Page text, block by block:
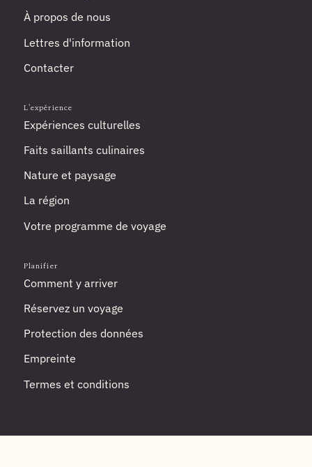
À propos de nous
Lettres d'information
Contacter
L'expérience
Expériences culturelles
Faits saillants culinaires
Nature et paysage
La région
Votre programme de voyage
Planifier
Comment y arriver
Réservez un voyage
Protection des données
Empreinte
Termes et conditions